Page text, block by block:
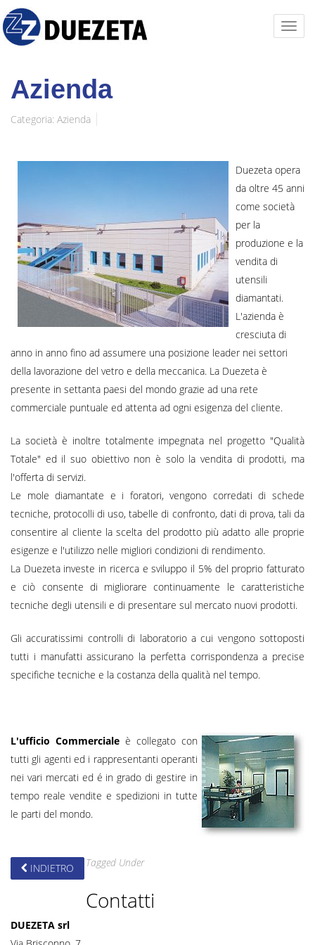
Azienda
Categoria: Azienda
Duezeta opera
da oltre 45 anni
come società
per la
produzione e la
vendita di
utensili
diamantati.
L'azienda è
cresciuta di
anno in anno fino ad assumere una posizione leader nei settori
della lavorazione del vetro e della meccanica. La Duezeta è
presente in settanta paesi del mondo grazie ad una rete
commerciale puntuale ed attenta ad ogni esigenza del cliente.
La società è inoltre totalmente impegnata nel progetto "Qualità
Totale" ed il suo obiettivo non è solo la vendita di prodotti, ma
l'offerta di servizi.
Le mole diamantate e i foratori, vengono corredati di schede
tecniche, protocolli di uso, tabelle di confronto, dati di prova, tali da
consentire al cliente la scelta del prodotto più adatto alle proprie
esigenze e l'utilizzo nelle migliori condizioni di rendimento.
La Duezeta investe in ricerca e sviluppo il 5% del proprio fatturato
e ciò consente di migliorare continuamente le caratteristiche
tecniche degli utensili e di presentare sul mercato nuovi prodotti.
Gli accuratissimi controlli di laboratorio a cui vengono sottoposti
tutti i manufatti assicurano la perfetta corrispondenza a precise
specifiche tecniche e la costanza della qualità nel tempo.
L'ufficio Commerciale è collegato con
tutti gli agenti ed i rappresentanti operanti
nei vari mercati ed é in grado di gestire in
tempo reale vendite e spedizioni in tutte
le parti del mondo.
Tagged Under
INDIETRO
Contatti
DUEZETA srl